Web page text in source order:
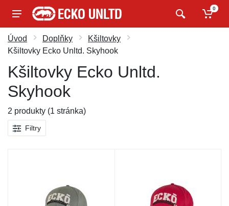
0
Úvod Doplňky
Kšiltovky
Kšiltovky Ecko Unltd. Skyhook
Kšiltovky Ecko Unltd.
Skyhook
2 produkty (1 stránka)
Filtry